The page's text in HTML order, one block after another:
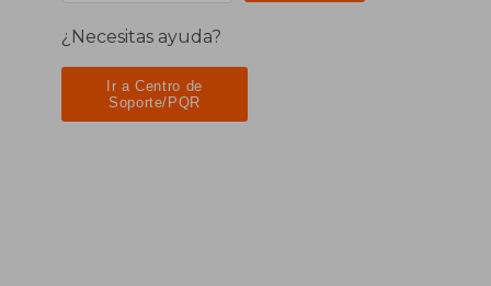
¿Necesitas ayuda?
Ir a Centro de
Soporte/PQR